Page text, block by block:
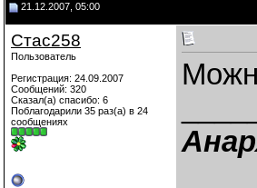
21.12.2007, 05:00
Стас258
Пользователь
Регистрация: 24.09.2007
Сообщений: 320
Сказал(а) спасибо: 6
Поблагодарили 35 раз(а) в 24
сообщениях